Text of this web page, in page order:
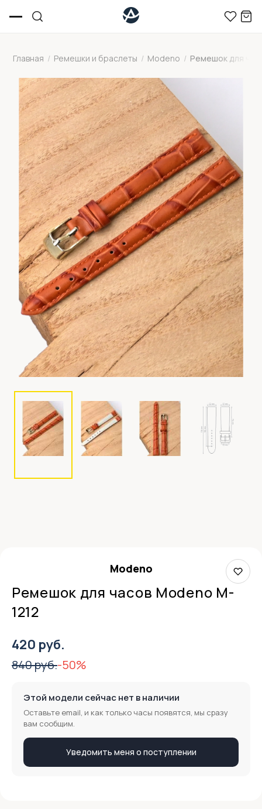
Главная / Ремешки и браслеты / Modeno / Ремешок для
Modeno
Ремешок для часов Modeno M-
1212
420 руб.
840 руб.-50%
Этой модели сейчас нет в наличии
Оставьте email, и как только часы появятся, мы сразу
вам сообщим.
Уведомить меня о поступлении